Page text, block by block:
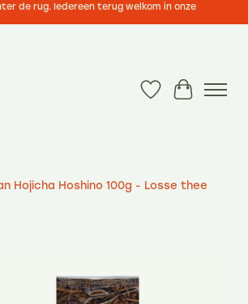
de rug. Iedereen terug welkom in onze
Verlanglijst
Hojicha Hoshino 100g - Losse thee